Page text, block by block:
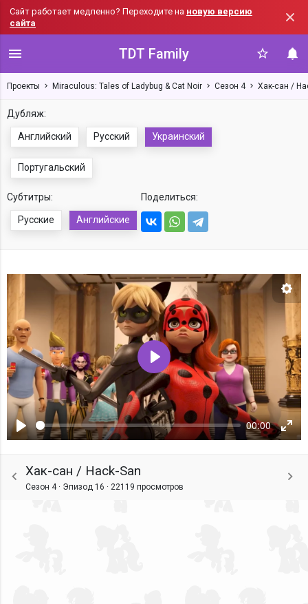
Сайт работает медленно? Переходите на новую версию
сайта
TDT Family
Проекты Miraculous: Tales of Ladybug & Cat Noir Сезон 4 Хак-сан /
Дубляж:
Английский Русский Украинский
Португальский
Субтитры:
Русские Английские
Поделиться:
Воспроизвести
00:00
Воспроизвести
Хак-сан / Hack-San
Сезон 4 · Эпизод 16 · 22119 просмотров